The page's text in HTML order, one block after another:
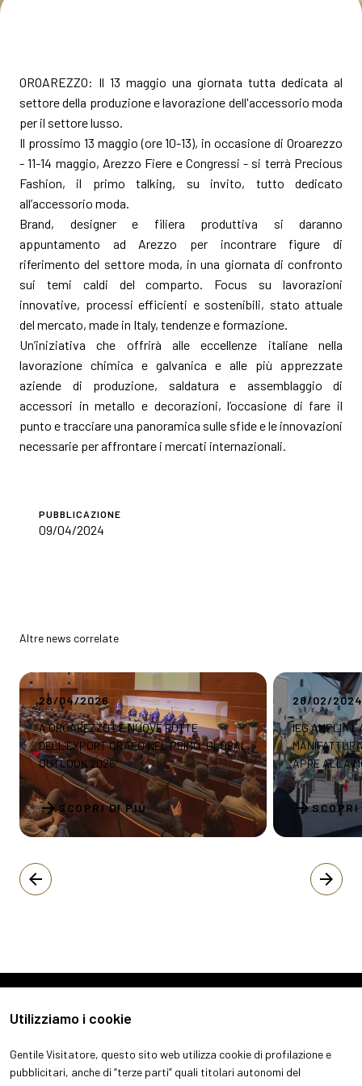
SCOPRI DI PIÙ arrow_circle_right
AREA RISERVATA VISITATORI
person
A cura di:
OROAREZZO: Il 13 maggio una giornata tutta dedicata al
settore della produzione e lavorazione dell'accessorio moda
per il settore lusso.
Il prossimo 13 maggio (ore 10-13), in occasione di Oroarezzo
- 11-14 maggio, Arezzo Fiere e Congressi - si terrà Precious
Fashion, il primo talking, su invito, tutto dedicato
all’accessorio moda.
Brand, designer e filiera produttiva si daranno
appuntamento ad Arezzo per incontrare figure di
riferimento del settore moda, in una giornata di confronto
sui temi caldi del comparto. Focus su lavorazioni
innovative, processi efficienti e sostenibili, stato attuale
del mercato, made in Italy, tendenze e formazione.
Un’iniziativa che offrirà alle eccellenze italiane nella
lavorazione chimica e galvanica e alle più apprezzate
aziende di produzione, saldatura e assemblaggio di
accessori in metallo e decorazioni, l’occasione di fare il
punto e tracciare una panoramica sulle sfide e le innovazioni
necessarie per affrontare i mercati internazionali.
PUBBLICAZIONE
09/04/2024
Altre news correlate
28/04/2026
A OROAREZZO LE NUOVE ROTTE
DELL’EXPORT ORAFO NEL PRIMO “GLOBAL
OUTLOOK 2026”
SCOPRI DI PIÙ
arrow_forward
28/02/
IEG AMPLIA
APRE ALLA
arrow_forward
arrow_back arrow_forward
Utilizziamo i cookie
Gentile Visitatore, questo sito web utilizza cookie di profilazione e
pubblicitari, anche di “terze parti” quali titolari autonomi del